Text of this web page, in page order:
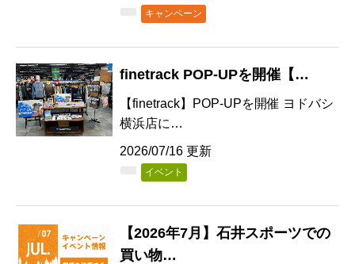
キャンペーン
finetrack POP-UPを開催【…
【finetrack】POP-UPを開催 ヨドバシ
横浜店に…
2026/07/16 更新
イベント
【2026年7月】石井スポーツでの
買い物…